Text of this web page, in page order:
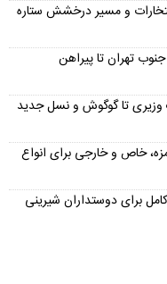
و مسیر درخشش ستاره
تهران تا پیراهن
وزیری تا گوگوش و نسل جدید
۳۰۰ اسم زیبا، بامزه، خاص و خارجی برای انواع
برای دوستداران شیرینی